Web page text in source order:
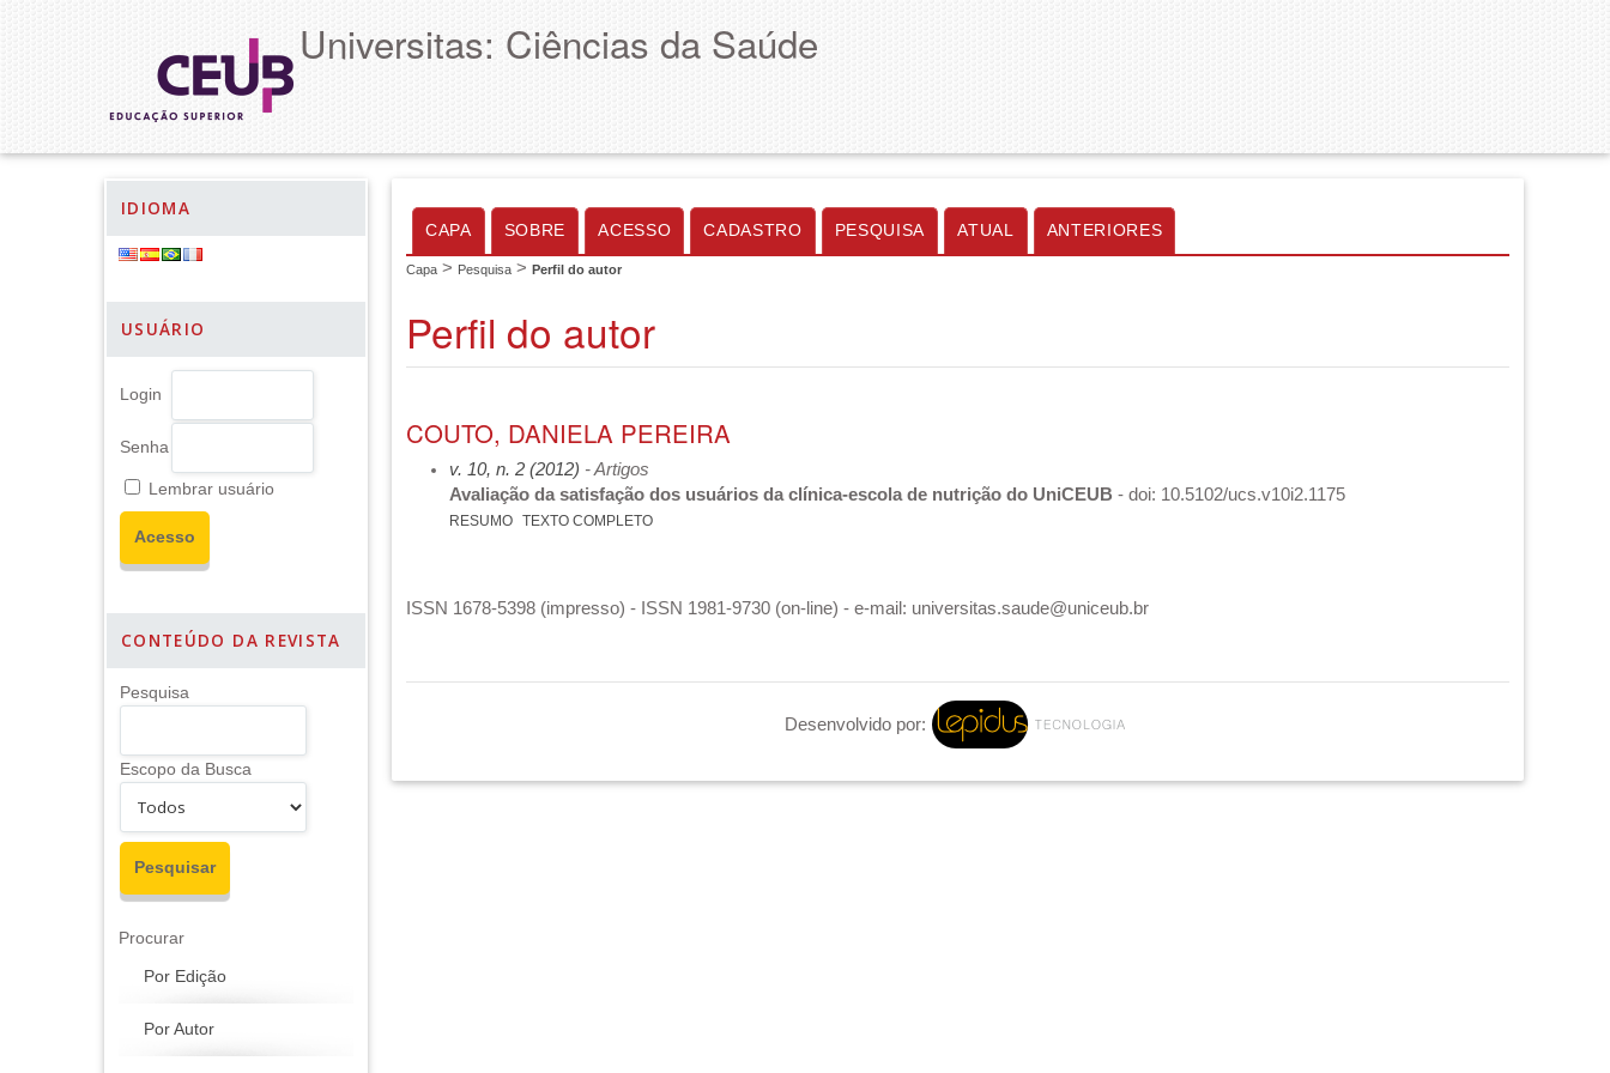
Universitas: Ciências da Saúde
IDIOMA
USUÁRIO
Login
Senha
Lembrar usuário
CONTEÚDO DA REVISTA
Pesquisa
Escopo da Busca
Procurar
Por Edição
Por Autor
CAPA SOBRE ACESSO CADASTRO PESQUISA ATUAL ANTERIORES
Capa > Pesquisa > Perfil do autor
Perfil do autor
COUTO, DANIELA PEREIRA
v. 10, n. 2 (2012) - Artigos
Avaliação da satisfação dos usuários da clínica-escola de nutrição do UniCEUB - doi: 10.5102/ucs.v10i2.1175
RESUMO TEXTO COMPLETO
ISSN 1678-5398 (impresso) - ISSN 1981-9730 (on-line) - e-mail: universitas.saude@uniceub.br
Desenvolvido por: